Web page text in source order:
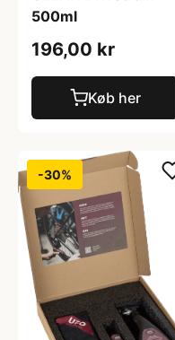
500ml
196,00 kr
Køb her
-30%